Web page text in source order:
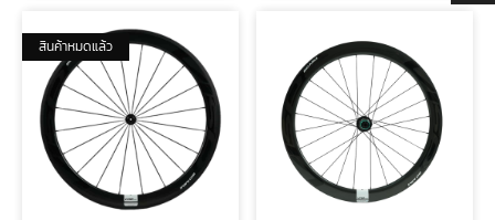
สินค้าหมดแล้ว
เลือกรูปแบบ เลือกรูปแบบ